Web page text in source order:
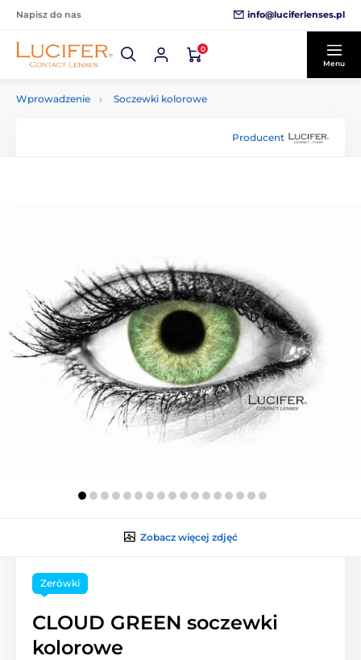
Napisz do nas info@luciferlenses.pl
0
Menu
Wprowadzenie Soczewki kolorowe
Producent
Zobacz więcej zdjęć
Zerówki
CLOUD GREEN soczewki
kolorowe